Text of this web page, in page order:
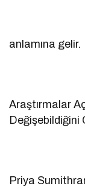
anlamına gelir.
Araştırmalar
Değişebildiğini
Priya